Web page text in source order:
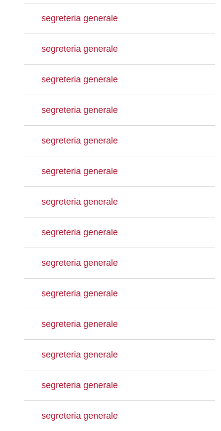
segreteria generale
segreteria generale
segreteria generale
segreteria generale
segreteria generale
segreteria generale
segreteria generale
segreteria generale
segreteria generale
segreteria generale
segreteria generale
segreteria generale
segreteria generale
segreteria generale